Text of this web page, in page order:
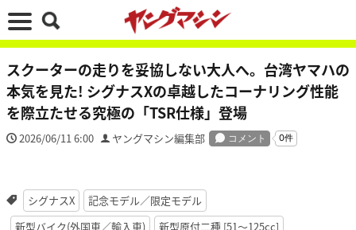
スクーターの走りを妥協しない大人へ。台湾ヤマハの
本気を見た! シグナスXの卓越したコーナリング性能
を際立たせる究極の「TSR仕様」登場
2026/06/11 6:00 ヤングマシン編集部
シグナスX
記念モデル／限定モデル
新型バイク(外国車／輸入車)
新型原付二種 [51〜125cc]